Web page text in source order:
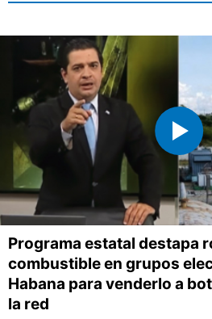
Programa estatal destapa
combustible en grupos
Habana para venderlo a
la red